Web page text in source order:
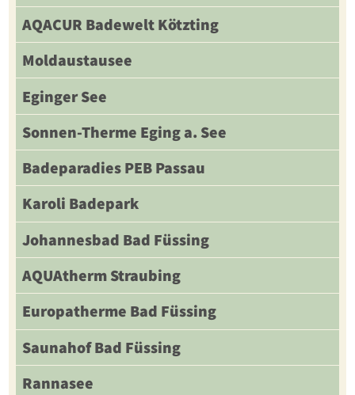
AQACUR Badewelt Kötzting
Moldaustausee
Eginger See
Sonnen-Therme Eging a. See
Badeparadies PEB Passau
Karoli Badepark
Johannesbad Bad Füssing
AQUAtherm Straubing
Europatherme Bad Füssing
Saunahof Bad Füssing
Rannasee